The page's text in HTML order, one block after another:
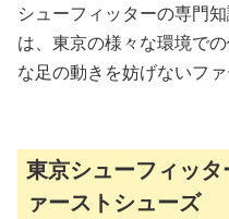
シューフィッターの専門
は、東京の様々な環境で
な足の動きを妨げないファ
東京シューフィッ
ァーストシューズ